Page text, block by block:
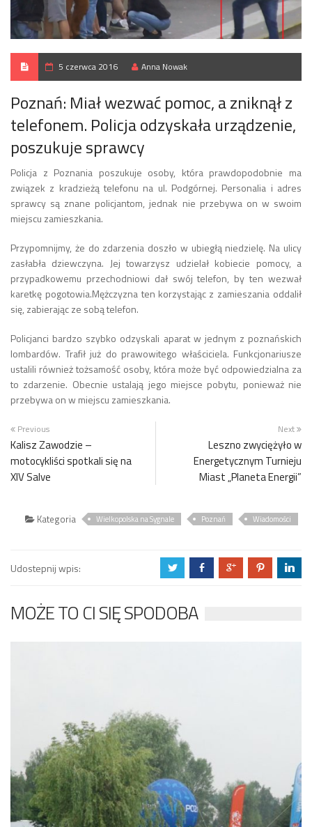
5 czerwca 2016 Anna Nowak
Poznań: Miał wezwać pomoc, a zniknął z
telefonem. Policja odzyskała urządzenie,
poszukuje sprawcy
Policja z Poznania poszukuje osoby, która prawdopodobnie ma
związek z kradzieżą telefonu na ul. Podgórnej. Personalia i adres
sprawcy są znane policjantom, jednak nie przebywa on w swoim
miejscu zamieszkania.
Przypomnijmy, że do zdarzenia doszło w ubiegłą niedzielę. Na ulicy
zasłabła dziewczyna. Jej towarzysz udzielał kobiecie pomocy, a
przypadkowemu przechodniowi dał swój telefon, by ten wezwał
karetkę pogotowia.Mężczyzna ten korzystając z zamieszania oddalił
się, zabierając ze sobą telefon.
Policjanci bardzo szybko odzyskali aparat w jednym z poznańskich
lombardów. Trafił już do prawowitego właściciela. Funkcjonariusze
ustalili również tożsamość osoby, która może być odpowiedzialna za
to zdarzenie. Obecnie ustalają jego miejsce pobytu, ponieważ nie
przebywa on w miejscu zamieszkania.
Previous
Kalisz Zawodzie –
motocykliści spotkali się na
XIV Salve
Next
Leszno zwyciężyło w
Energetycznym Turnieju
Miast „Planeta Energii”
Kategoria Wielkopolska na Sygnale Poznań Wiadomości
Udostepnij wpis: a b c d j
MOŻE TO CI SIĘ SPODOBA